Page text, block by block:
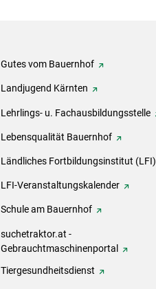
Gutes vom Bauernhof
Landjugend Kärnten
Lehrlings- u. Fachausbildungsstelle
Lebensqualität Bauernhof
Ländliches Fortbildungsinstitut (LFI)
LFI-Veranstaltungskalender
Schule am Bauernhof
suchetraktor.at -
Gebrauchtmaschinenportal
Tiergesundheitsdienst